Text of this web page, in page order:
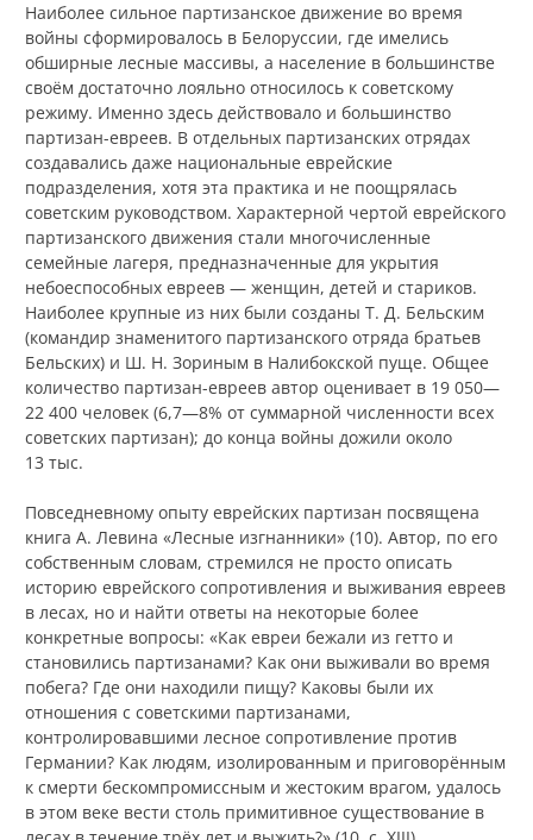
Наиболее сильное партизанское движение во время
войны сформировалось в Белоруссии, где имелись
обширные лесные массивы, а население в большинстве
своём достаточно лояльно относилось к советскому
режиму. Именно здесь действовало и большинство
партизан-евреев. В отдельных партизанских отрядах
создавались даже национальные еврейские
подразделения, хотя эта практика и не поощрялась
советским руководством. Характерной чертой еврейского
партизанского движения стали многочисленные
семейные лагеря, предназначенные для укрытия
небоеспособных евреев — женщин, детей и стариков.
Наиболее крупные из них были созданы Т. Д. Бельским
(командир знаменитого партизанского отряда братьев
Бельских) и Ш. Н. Зориным в Налибокской пуще. Общее
количество партизан-евреев автор оценивает в 19 050—
22 400 человек (6,7—8% от суммарной численности всех
советских партизан); до конца войны дожили около
13 тыс.
Повседневному опыту еврейских партизан посвящена
книга А. Левина «Лесные изгнанники» (10). Автор, по его
собственным словам, стремился не просто описать
историю еврейского сопротивления и выживания евреев
в лесах, но и найти ответы на некоторые более
конкретные вопросы: «Как евреи бежали из гетто и
становились партизанами? Как они выживали во время
побега? Где они находили пищу? Каковы были их
отношения с советскими партизанами,
контролировавшими лесное сопротивление против
Германии? Как людям, изолированным и приговорённым
к смерти бескомпромиссным и жестоким врагом, удалось
в этом веке вести столь примитивное существование в